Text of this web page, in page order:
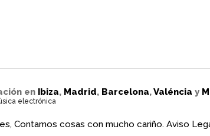
en Ibiza, Madrid, Barcelona,Valéncia y
electrónica
Contamos cosas con mucho cariño. Aviso